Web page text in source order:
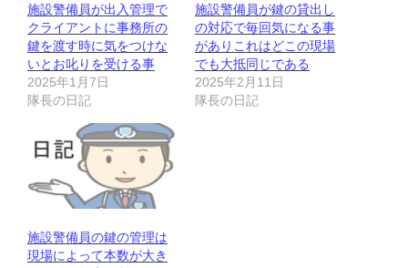
施設警備員が出入管理で
クライアントに事務所の
鍵を渡す時に気をつけな
いとお叱りを受ける事
2025年1月7日
隊長の日記
施設警備員が鍵の貸出し
の対応で毎回気になる事
がありこれはどこの現場
でも大抵同じである
2025年2月11日
隊長の日記
施設警備員の鍵の管理は
現場によって本数が大き